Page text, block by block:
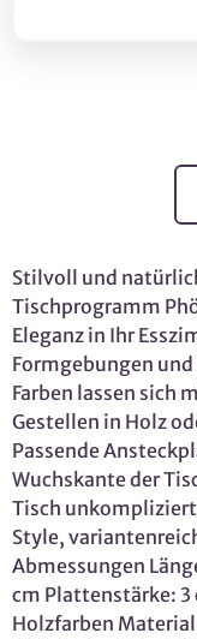
Stilvoll und
Tischprogramm
Eleganz in Ihr
Formgebungen
Farben lassen sich
Gestellen in Holz
Passende
Wuchskante der
Tisch
Style,
Abmessungen
cm Plattenstärke:
Holzfarben